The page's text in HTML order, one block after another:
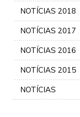
NOTÍCIAS 2018
NOTÍCIAS 2017
NOTÍCIAS 2016
NOTÍCIAS 2015
NOTÍCIAS